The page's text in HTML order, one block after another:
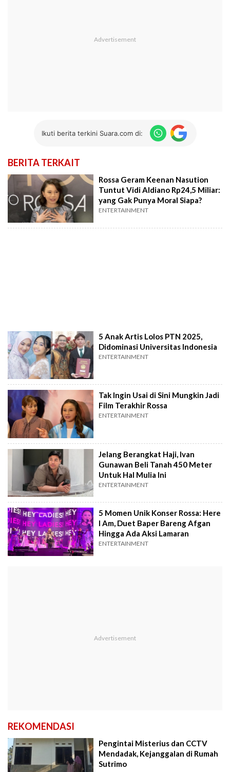
Ikuti berita terkini Suara.com di:
BERITA TERKAIT
Rossa Geram Keenan Nasution
Tuntut Vidi Aldiano Rp24,5 Miliar:
yang Gak Punya Moral Siapa?
ENTERTAINMENT
5 Anak Artis Lolos PTN 2025,
Didominasi Universitas Indonesia
ENTERTAINMENT
Tak Ingin Usai di Sini Mungkin Jadi
Film Terakhir Rossa
ENTERTAINMENT
Jelang Berangkat Haji, Ivan
Gunawan Beli Tanah 450 Meter
Untuk Hal Mulia Ini
ENTERTAINMENT
5 Momen Unik Konser Rossa: Here
I Am, Duet Baper Bareng Afgan
Hingga Ada Aksi Lamaran
ENTERTAINMENT
REKOMENDASI
Pengintai Misterius dan CCTV
Mendadak, Kejanggalan di Rumah
Sutrimo